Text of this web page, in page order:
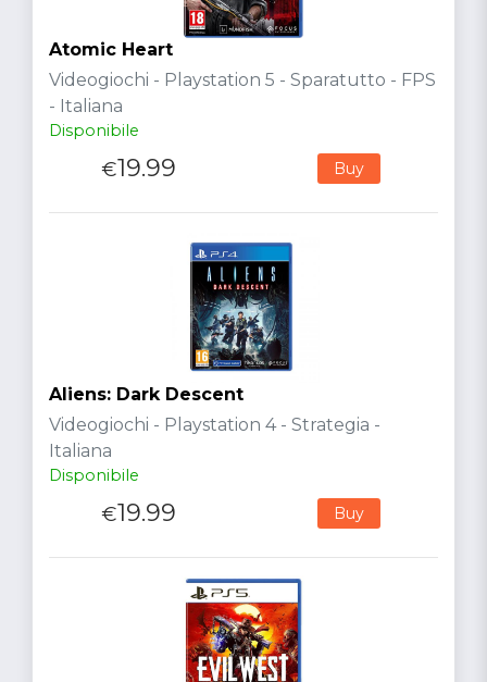
Atomic Heart
Videogiochi - Playstation 5 - Sparatutto - FPS
- Italiana
Disponibile
€19.99 Buy
Aliens: Dark Descent
Videogiochi - Playstation 4 - Strategia -
Italiana
Disponibile
€19.99 Buy